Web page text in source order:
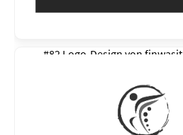
#82 Logo-Design von finwasit